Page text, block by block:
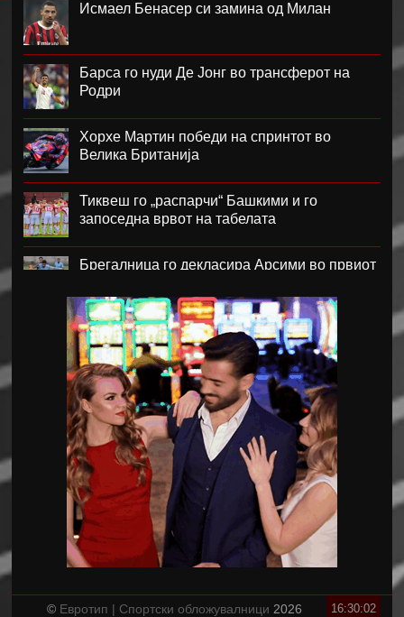
Исмаел Бенасер си замина од Милан
Барса го нуди Де Јонг во трансферот на
Родри
Хорхе Мартин победи на спринтот во
Велика Британија
Тиквеш го „распарчи“ Башкими и го
запоседна врвот на табелата
Брегалница го декласира Арсими во првиот
Катерина Ацевска светска вицешампионка
во џиу-џицу
Дарко Чурлинов го впиша првенецот за
Погон Шчечин
Фенер ќе го предизвика Монако за потписот
на Лукаку
Челзи убедливо го надигра Милан во
Австралија
Арсенал
16:30:03
© Евротип | Спортски обложувалници 2026